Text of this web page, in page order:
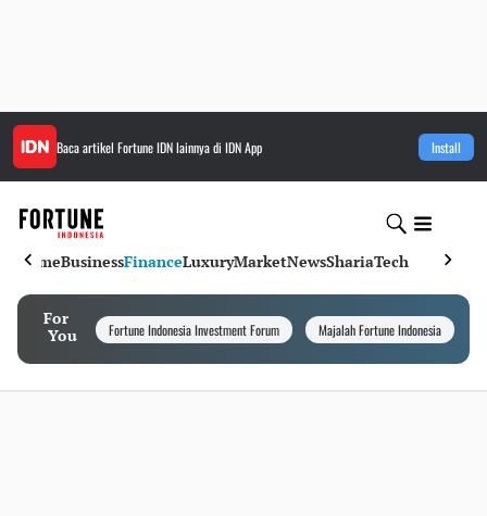
Baca artikel Fortune IDNlainnya di IDN App Install
HomeBusinessFinanceLuxuryMarketNewsShariaTech
For
You
Fortune Indonesia Investment Forum Majalah Fortune Indonesia